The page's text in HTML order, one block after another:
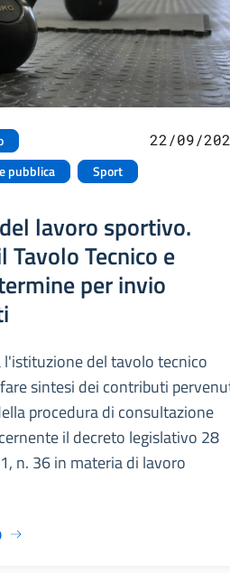
pubblica
Sport
22/09/
lavoro sportivo.
Tecnico e
per invio
l'istituzione del tavolo tecnico
sintesi dei contributi
procedura di consultazione
il decreto legislativo 28
n. 36 in materia di lavoro